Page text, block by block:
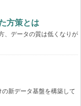
方策とは
、データの質は低くなりが
新データ基盤を構築して